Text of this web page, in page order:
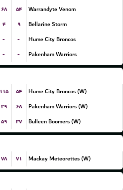
۶۸ ۵۴
Warrandyte Venom
۴ ۹
Bellarine Storm
- -
Hume City Broncos
- - Pakenham Warriors
۱۱۵ ۵۴
Hume City Broncos (W)
۲۹ ۶۸
Pakenham Warriors (W)
۵۹ ۳۷ Bulleen Boomers (W)
۷۸ ۷۱ Mackay Meteorettes (W)